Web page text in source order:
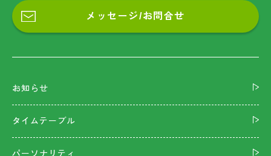
メッセージ/お問合せ
お知らせ
タイムテーブル
パーソナリティ